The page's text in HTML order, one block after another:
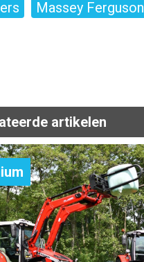
Massey Ferguson
artikelen